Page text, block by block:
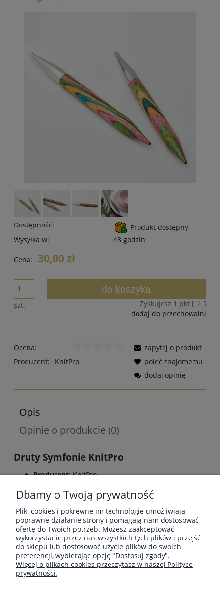
Dostępność:
Produkt dostępny
Wysyłka w:
48 godzin
Cena: 30,00 zł
szt.
do koszyka
Zyskujesz 1 pkt [ ? ]
dodaj do przechowalni
Ocena:
Producent:
KnitPro
zapytaj o produkt
poleć znajomemu
dodaj opinię
Opis
Opinie o produkcie (0)
Druty Symfonie KnitPro
Producent: KnitPro
Długość: 13cm
Drewniane, kolorowe druty, wymienne do łączenia z żyłką.
Bardzo gładkie, o średniej ostrości, z metalowymi
końcówkami.
Druty pasują również do żyłek firmy Drops.
MOJE KONTO
Dbamy o Twoją prywatność
Pliki cookies i pokrewne im technologie umożliwiają
poprawne działanie strony i pomagają nam dostosować
ofertę do Twoich potrzeb. Możesz zaakceptować
wykorzystanie przez nas wszystkich tych plików i przejść
do sklepu lub dostosować użycie plików do swoich
preferencji, wybierając opcję "Dostosuj zgody".
Więcej o plikach cookies przeczytasz w naszej Polityce
prywatności.